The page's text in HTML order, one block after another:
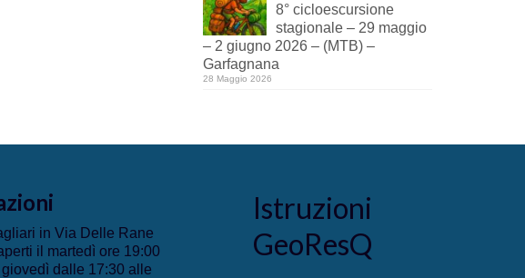
8° cicloescursione
stagionale – 29 maggio
– 2 giugno 2026 – (MTB) –
Garfagnana
28 Maggio 2026
in Via Delle Rane
il martedì ore 19:00
dalle 17:30 alle
Istruzioni
GeoResQ